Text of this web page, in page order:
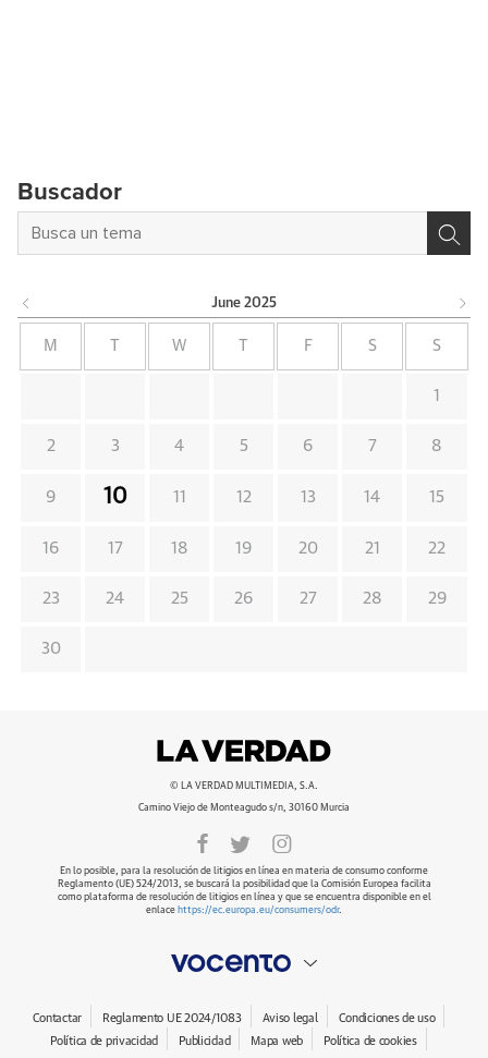
Buscador
June 2025
M W F S S
1
2 3 4 5 6 7 8
9 10 11 12 13 14 15
16 17 18 19 20 21 22
23 24 25 26 27 28 29
30
© LA VERDAD MULTIMEDIA, S.A.
Camino Viejo de Monteagudo s/n, 30160 Murcia
En lo posible, para la resolución de litigios en línea en materia de consumo conforme
Reglamento (UE) 524/2013, se buscará la posibilidad que la Comisión Europea facilita
como plataforma de resolución de litigios en línea y que se encuentra disponible en el
enlace https://ec.europa.eu/consumers/odr.
Contactar Reglamento UE 2024/1083 Aviso legal
Condiciones de uso
Política de privacidad
Publicidad Mapa web Política de cookies